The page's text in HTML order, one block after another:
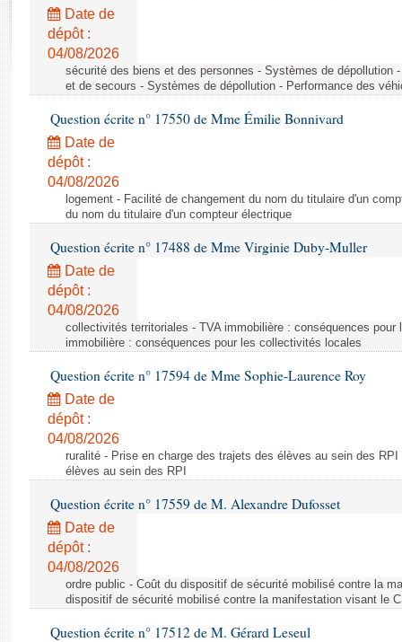
Rapports législatifs
Rapports sur l'application des lois
Baromètre de l’application des lois
Dossiers législatifs
Budget et sécurité sociale
Questions écrites et orales
Comptes rendus des débats
Date de
dépôt :
04/08/2026
sécurité des biens et des personnes - Systèmes de dépollution
et de secours - Systèmes de dépollution - Performance des
Question écrite n° 17550 de Mme Émilie Bonnivard
Date de
dépôt :
04/08/2026
logement - Facilité de changement du nom du titulaire d'un
du nom du titulaire d'un compteur électrique
Question écrite n° 17488 de Mme Virginie Duby-Muller
Date de
dépôt :
04/08/2026
collectivités territoriales - TVA immobilière : conséquences
immobilière : conséquences pour les collectivités locales
Question écrite n° 17594 de Mme Sophie-Laurence Roy
Date de
dépôt :
04/08/2026
ruralité - Prise en charge des trajets des élèves au sein des
élèves au sein des RPI
Question écrite n° 17559 de M. Alexandre Dufosset
Date de
dépôt :
04/08/2026
ordre public - Coût du dispositif de sécurité mobilisé contre la
dispositif de sécurité mobilisé contre la manifestation visant le
Question écrite n° 17512 de M. Gérard Leseul